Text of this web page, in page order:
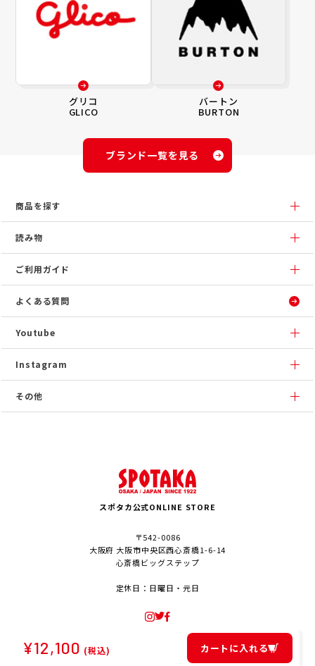
グリコ
GLICO
バートン
BURTON
ブランド一覧を見る
商品を探す
読み物
ご利用ガイド
よくある質問
Youtube
Instagram
その他
スポタカ公式ONLINE STORE
〒542-0086
大阪府 大阪市中央区西心斎橋1-6-14
心斎橋ビッグステップ
定休日：日曜日・元日
© SPOTAKA Corporation. All Rights Reserved.
¥12,100 (税込) カートに入れる